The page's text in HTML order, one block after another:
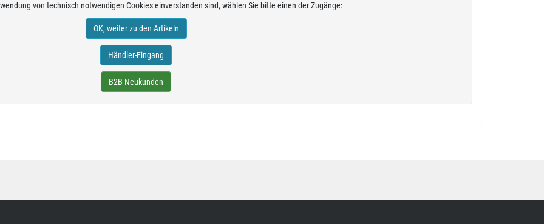
von technisch notwendigen Cookies einverstanden sind, wählen Sie bitte einen der Zugänge:
OK, weiter zu den Artikeln
Händler-Eingang
B2B Neukunden